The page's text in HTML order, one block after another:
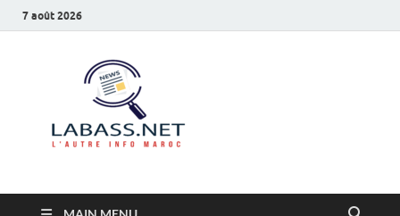
7 août 2026